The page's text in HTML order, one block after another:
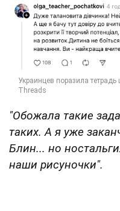
"Обожала такие
таких. А я уже
Блин... но
наши рисуночки".